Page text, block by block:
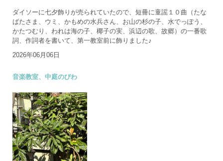
ダイソーに七夕飾りが売られていたので、短冊に童謡１０曲（たな
ばたさま、ウミ、かもめの水兵さん、お山の杉の子、水でっぽう、
かたつむり、われは海の子、椰子の実、浜辺の歌、故郷）の一番歌
詞、作詞者を書いて、第一教室前に飾りました♪
2026年06月06日
音楽教室、中庭のびわ